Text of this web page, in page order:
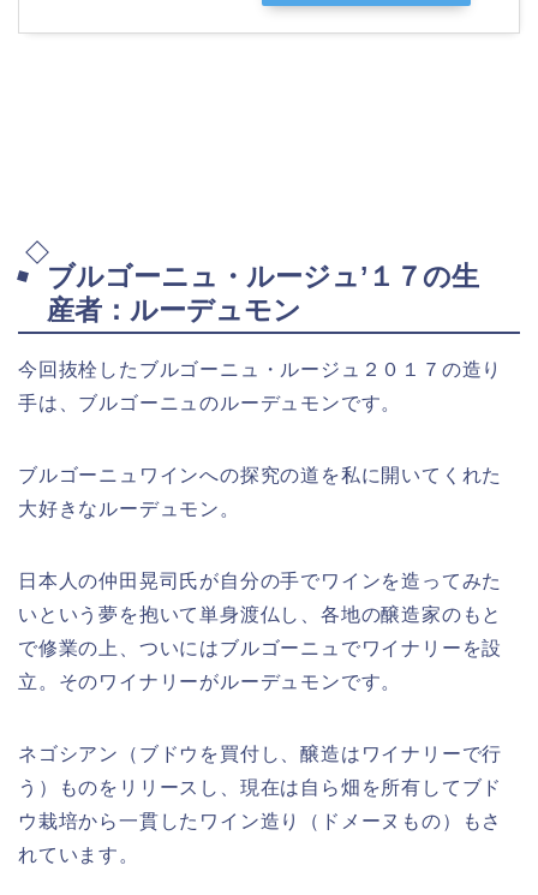
ブルゴーニュ・ルージュ’１７の生
産者：ルーデュモン
今回抜栓したブルゴーニュ・ルージュ２０１７の造り
手は、ブルゴーニュのルーデュモンです。
ブルゴーニュワインへの探究の道を私に開いてくれた
大好きなルーデュモン。
日本人の仲田晃司氏が自分の手でワインを造ってみた
いという夢を抱いて単身渡仏し、各地の醸造家のもと
で修業の上、ついにはブルゴーニュでワイナリーを設
立。そのワイナリーがルーデュモンです。
ネゴシアン（ブドウを買付し、醸造はワイナリーで行
う）ものをリリースし、現在は自ら畑を所有してブド
ウ栽培から一貫したワイン造り（ドメーヌもの）もさ
れています。